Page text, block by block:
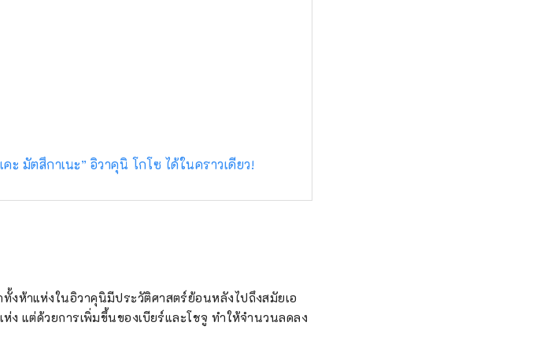
มัตสึกาเนะ” อิวาคุนิ โกโซ ได้ในคราวเดียว!
ทั้งห้าแห่งในอิวาคุนิมีประวัติศาสตร์ย้อนหลังไปถึงสมัยเอ
ง แต่ด้วยการเพิ่มขึ้นของเบียร์และโชจู ทำให้จำนวนลดลง